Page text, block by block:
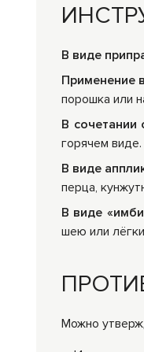
В виде
Применение
порошка или
В
горячем виде.
В виде
перца,
В виде
шею или
Можно